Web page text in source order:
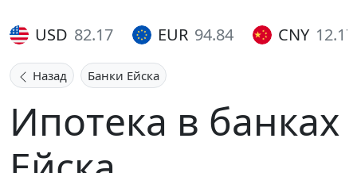
USD 82.17 EUR 94.84 CNY 12.17
Назад Банки Ейска
Ипотека в банках